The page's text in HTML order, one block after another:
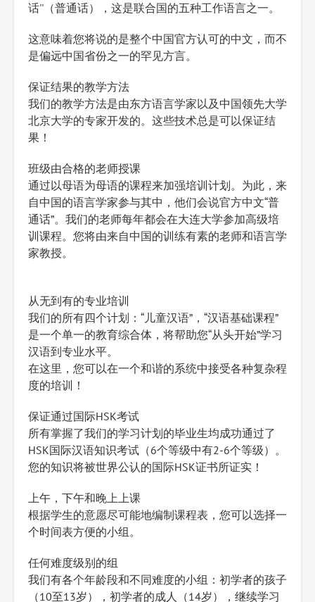
话''（普通话），这是联合国的五种工作语言之一。
这意味着您将说的是整个中国官方认可的中文，而不
是偏远中国省份之一的罕见方言。
保证结果的教学方法
我们的教学方法是由东方语言学家以及中国领先大学
北京大学的专家开发的。这些技术总是可以保证结
果！
班级由合格的老师授课
通过以母语为母语的课程来加强培训计划。为此，来
自中国的语言学家参与其中，他们会说官方中文“普
通话”。我们的老师每年都会在大连大学参加高级培
训课程。您将由来自中国的训练有素的老师和语言学
家教授。
从无到有的专业培训
我们的所有四个计划：“儿童汉语”，“汉语基础课程”
是一个单一的教育综合体，将帮助您“从头开始”学习
汉语到专业水平。
在这里，您可以在一个和谐的系统中接受各种复杂程
度的培训！
保证通过国际HSK考试
所有掌握了我们的学习计划的毕业生均成功通过了
HSK国际汉语知识考试（6个等级中有2-6个等级）。
您的知识将被世界公认的国际HSK证书所证实！
上午，下午和晚上上课
根据学生的意愿尽可能地编制课程表，您可以选择一
个时间表方便的小组。
任何难度级别的组
我们有各个年龄段和不同难度的小组：初学者的孩子
（10至13岁），初学者的成人（14岁），继续学习